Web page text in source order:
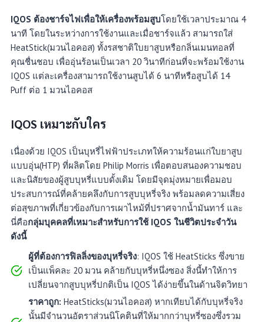
IQOS ต้องชาร์จไฟเพื่อให้เครื่องพร้อมสูบโดยใช้เวลาประมาณ 4
นาที โดยในระหว่างการใช้งานและเมื่อชาร์จแล้ว สามารถใส่
HeatStick(มวนไอคอส) ทั้งรสชาติใบยาสูบหรือกลิ่นเมนทอลที่
คุณชื่นชอบ เพื่ออุ่นร้อนเป็นเวลา 20 วินาทีก่อนที่จะพร้อมใช้งาน
IQOS แต่ละเครื่องสามารถใช้งานสูบได้ 6 นาทีหรือสูบได้ 14
Puff ต่อ 1 มวนไอคอส
IQOS เหมาะกับใคร
เนื่องด้วย IQOS เป็นบุหรี่ไฟฟ้าประเภทให้ความร้อนแก่ใบยาสูบ
แบบอุ่น(HTP) ที่ผลิตโดย Philip Morris เพื่อตอบสนองความชอบ
และนิสัยของผู้สูบบุหรี่แบบดั้งเดิม โดยมีจุดมุ่งหมายเพื่อมอบ
ประสบการณ์ที่คล้ายคลึงกับการสูบบุหรี่จริง พร้อมลดความเสี่ยง
ต่อสุขภาพที่เกี่ยวข้องกับการเผาไหม้ที่ปราศจากน้ำมันทาร์ และ
นี่คือกลุ่มบุคคลที่เหมาะสำหรับการใช้ IQOS ในชีวิตประจำวัน
ดังนี้
ผู้ที่ต้องการฟิลลิ่งของบุหรี่จริง: IQOS ใช้ HeatSticks ซึ่งขาย
เป็นแพ็คละ 20 มวน คล้ายกับบุหรี่หนึ่งซอง สิ่งนี้ทำให้การ
เปลี่ยนจากสูบบุหรี่ปกติเป็น IQOS ได้ง่ายขึ้นในด้านจิตวิทยา
ราคาถูก: HeatSticks(มวนไอคอส) หากเทียบได้กับบุหรี่จริง
นั้นมีจำนวนอัตราส่วนนิโคตินที่ให้มากกว่าบุหรี่ซองซึ่งรวม